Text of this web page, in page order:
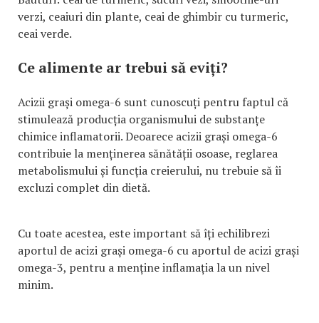
verzi, ceaiuri din plante, ceai de ghimbir cu turmeric,
ceai verde.
Ce alimente ar trebui să eviți?
Acizii grași omega-6 sunt cunoscuți pentru faptul că
stimulează producția organismului de substanțe
chimice inflamatorii. Deoarece acizii grași omega-6
contribuie la menținerea sănătății osoase, reglarea
metabolismului și funcția creierului, nu trebuie să îi
excluzi complet din dietă.
Cu toate acestea, este important să îți echilibrezi
aportul de acizi grași omega-6 cu aportul de acizi grași
omega-3, pentru a menține inflamația la un nivel
minim.